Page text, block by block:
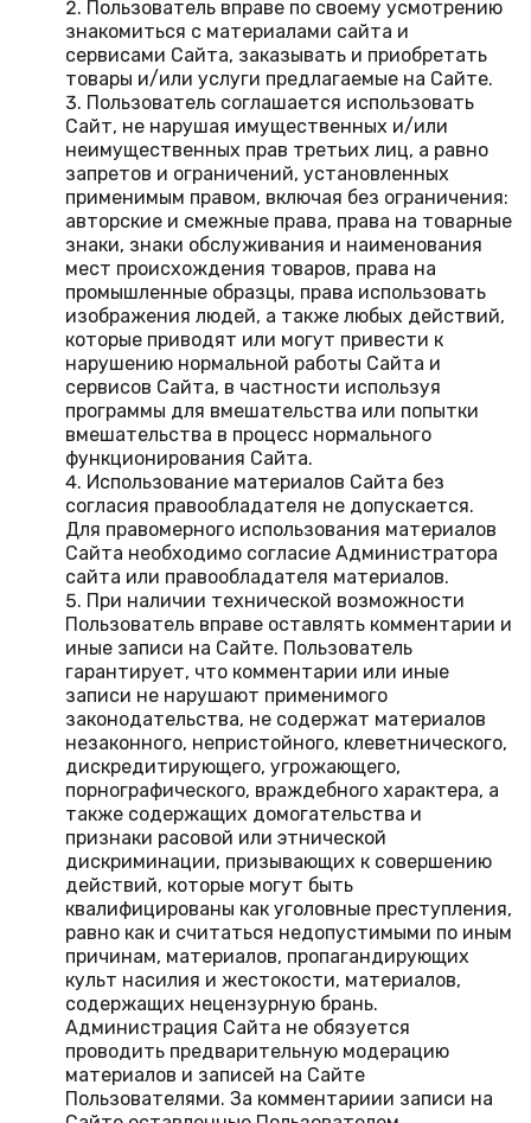
Пользователь вправе по своему усмотрению
знакомиться с материалами сайта и
сервисами Сайта, заказывать и приобретать
товары и/или услуги предлагаемые на Сайте.
Пользователь соглашается использовать
Сайт, не нарушая имущественных и/или
неимущественных прав третьих лиц, а равно
запретов и ограничений, установленных
применимым правом, включая без ограничения:
авторские и смежные права, права на товарные
знаки, знаки обслуживания и наименования
мест происхождения товаров, права на
промышленные образцы, права использовать
изображения людей, а также любых действий,
которые приводят или могут привести к
нарушению нормальной работы Сайта и
сервисов Сайта, в частности используя
программы для вмешательства или попытки
вмешательства в процесс нормального
функционирования Сайта.
Использование материалов Сайта без
согласия правообладателя не допускается.
Для правомерного использования материалов
Сайта необходимо согласие Администратора
сайта или правообладателя материалов.
При наличии технической возможности
Пользователь вправе оставлять комментарии и
иные записи на Сайте. Пользователь
гарантирует, что комментарии или иные
записи не нарушают применимого
законодательства, не содержат материалов
незаконного, непристойного, клеветнического,
дискредитирующего, угрожающего,
порнографического, враждебного характера, а
также содержащих домогательства и
признаки расовой или этнической
дискриминации, призывающих к совершению
действий, которые могут быть
квалифицированы как уголовные преступления,
равно как и считаться недопустимыми по иным
причинам, материалов, пропагандирующих
культ насилия и жестокости, материалов,
содержащих нецензурную брань.
Администрация Сайта не обязуется
проводить предварительную модерацию
материалов и записей на Сайте
Пользователями. За комментариии записи на